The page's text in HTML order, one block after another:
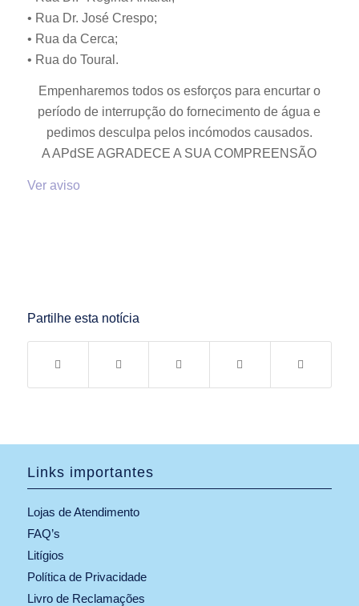
• Rua Dr. José Crespo;
• Rua da Cerca;
• Rua do Toural.
Empenharemos todos os esforços para encurtar o
período de interrupção do fornecimento de água e
pedimos desculpa pelos incómodos causados.
A APdSE AGRADECE A SUA COMPREENSÃO
Ver aviso
Partilhe esta notícia
Links importantes
Lojas de Atendimento
FAQ’s
Litígios
Política de Privacidade
Livro de Reclamações